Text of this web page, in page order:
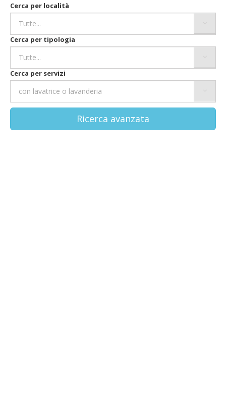
Cerca per località
Cerca per tipologia
Cerca per servizi
Ricerca avanzata